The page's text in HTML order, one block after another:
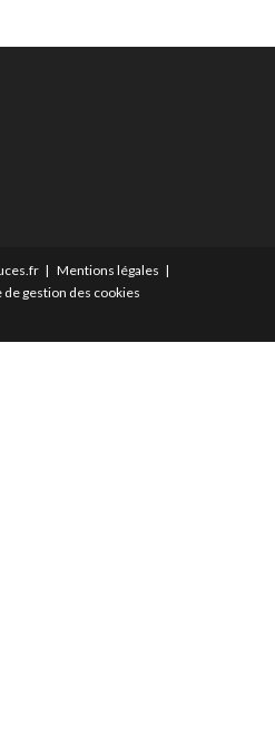
Mentions légales
gestion des cookies